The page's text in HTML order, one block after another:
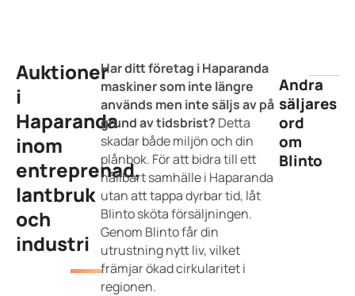
Auktioner
i
Haparanda
inom
entreprenad,
lantbruk
och
industri
Har ditt företag i Haparanda
maskiner som inte längre
används men inte säljs av på
grund av tidsbrist? Detta
skadar både miljön och din
plånbok. För att bidra till ett
hållbart samhälle i Haparanda
utan att tappa dyrbar tid, låt
Blinto sköta försäljningen.
Genom Blinto får din
utrustning nytt liv, vilket
främjar ökad cirkularitet i
regionen.
Andra
säljares
ord
om
Blinto